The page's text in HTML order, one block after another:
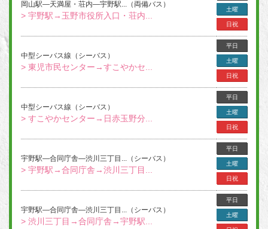
岡山駅―天満屋・荘内―宇野駅...（両備バス）
> 宇野駅→玉野市役所入口・荘内...
土曜
日祝
中型シーバス線（シーバス）
> 東児市民センター→すこやかセ...
平日
土曜
日祝
中型シーバス線（シーバス）
> すこやかセンター→日赤玉野分...
平日
土曜
日祝
宇野駅―合同庁舎―渋川三丁目...（シーバス）
> 宇野駅→合同庁舎→渋川三丁目...
平日
土曜
日祝
宇野駅―合同庁舎―渋川三丁目...（シーバス）
> 渋川三丁目→合同庁舎→宇野駅...
平日
土曜